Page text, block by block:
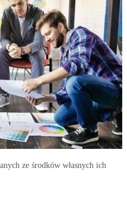
ze środków własnych ich